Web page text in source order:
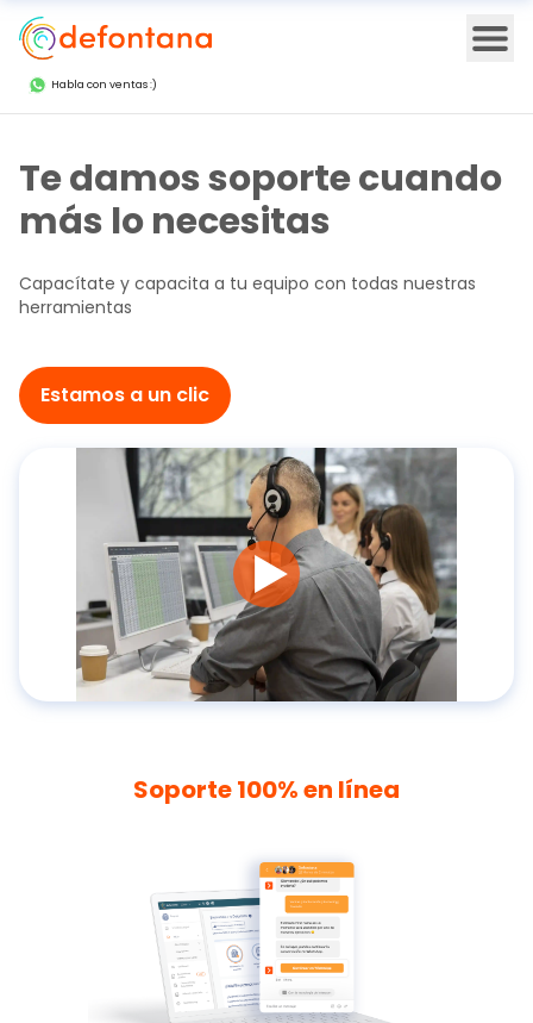
Habla con ventas :)
Te damos soporte cuando
más lo necesitas
Capacítate y capacita a tu equipo con todas nuestras
herramientas
Estamos a un clic
Soporte 100% en línea